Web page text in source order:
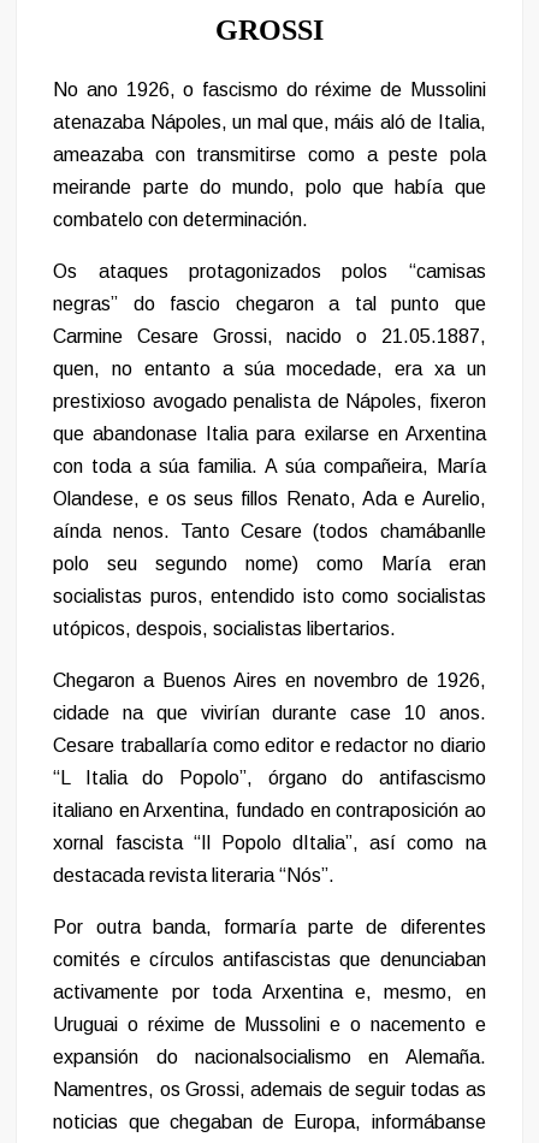
GROSSI
No ano 1926, o fascismo do réxime de Mussolini
atenazaba Nápoles, un mal que, máis aló de Italia,
ameazaba con transmitirse como a peste pola
meirande parte do mundo, polo que había que
combatelo con determinación.
Os ataques protagonizados polos “camisas
negras” do fascio chegaron a tal punto que
Carmine Cesare Grossi, nacido o 21.05.1887,
quen, no entanto a súa mocedade, era xa un
prestixioso avogado penalista de Nápoles, fixeron
que abandonase Italia para exilarse en Arxentina
con toda a súa familia. A súa compañeira, María
Olandese, e os seus fillos Renato, Ada e Aurelio,
aínda nenos. Tanto Cesare (todos chamábanlle
polo seu segundo nome) como María eran
socialistas puros, entendido isto como socialistas
utópicos, despois, socialistas libertarios.
Chegaron a Buenos Aires en novembro de 1926,
cidade na que vivirían durante case 10 anos.
Cesare traballaría como editor e redactor no diario
“L Italia do Popolo”, órgano do antifascismo
italiano en Arxentina, fundado en contraposición ao
xornal fascista “Il Popolo dItalia”, así como na
destacada revista literaria “Nós”.
Por outra banda, formaría parte de diferentes
comités e círculos antifascistas que denunciaban
activamente por toda Arxentina e, mesmo, en
Uruguai o réxime de Mussolini e o nacemento e
expansión do nacionalsocialismo en Alemaña.
Namentres, os Grossi, ademais de seguir todas as
noticias que chegaban de Europa, informábanse